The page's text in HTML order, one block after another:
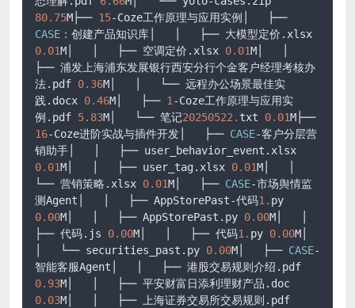
80.75M├── 15
-Coze工作原理与应用实例│   ├──
CASE
0.01M│   │   ├── 空调定价.xlsx 0.01M│   │
├── 浦发上海浦东发展银行西安分行个金客户经理考核办
法.pdf 0.36M│   │   └── 远程办公场景最佳实
践.docx 0.46M│   ├── 1-Coze工作原理与应用实
例.pdf 5.83M│   └── 笔记20250522. txt 0.01
M├──
16-Coze进阶实战与插件开发│   ├── CASE-客户分层营
0.01M│   │   ├── user_tag.xlsx 0.01M│   │
└── 营销策略.xlsx 0.01M│   ├── CASE-市场舆情监
测Agent│   │   ├── AppStorePast-代码1.
0.00M│   │   ├── AppStorePast.py 0.00M│   │
├── 代码.js 0.00M│   │   ├── 代码1. py 0.00M│
│   └── securities_past.py 0.00M│   ├── CASE-
0.93
0.03